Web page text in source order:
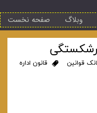
صفحه نخست وبلاگ
قوانین
قانون اداره